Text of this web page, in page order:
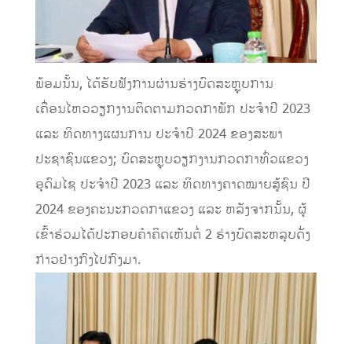
ພ້ອມນັ້ນ, ໄດ້ຮັບຟັງການຜ່ານຮ່າງບົດສະຫຼຸບການ
ເຄື່ອນໄຫວວຽກງານຕິດຕາມກວດກາພັກ ປະຈໍາປີ 2023
ແລະ ທິດທາງແຜນການ ປະຈໍາປີ 2024 ຂອງສະພາ
ປະຊາຊົນແຂວງ; ບົດສະຫຼຸບວຽກງານກວດກາທົ່ວແຂວງ
ອຸດົມໄຊ ປະຈໍາປີ 2023 ແລະ ທິດທາງຄາດໝາຍສູ້ຊົນ ປີ
2024 ຂອງຄະນະກວດກາແຂວງ ແລະ ຫລັງຈາກນັ້ນ, ຜູ້
ເຂົ້າຮ່ວມໄດ້ປະກອບຄໍາຄິດເຫັນຕໍ່ 2 ຮ່າງບົດສະຫລຸບດັ່ງ
ກ່າວຢ່າງກົງໄປກົງມາ.